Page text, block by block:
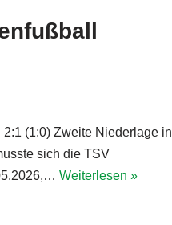
(1:0) Zweite Niederlage in
sich die TSV
Weiterlesen »